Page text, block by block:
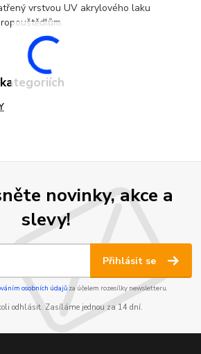
vrstvou UV akrylového laku
novinky, akce a
slevy!
Přihlásit se
osobních údajůza účelem rozesílky newsletteru.
odhlásit. Zasíláme jednou za 14 dní.